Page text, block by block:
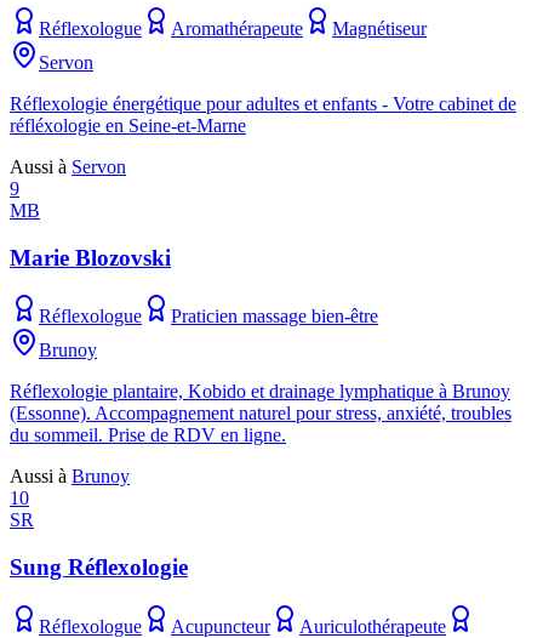
Réflexologue Aromathérapeute
Magnétiseur
Servon
Réflexologie énergétique pour adultes et enfants - Votre cabinet de
réfléxologie en Seine-et-Marne
Aussi à Servon
9
MB
Marie Blozovski
Réflexologue
Praticien massage bien-être
Brunoy
Réflexologie plantaire, Kobido et drainage lymphatique à Brunoy
(Essonne). Accompagnement naturel pour stress, anxiété, troubles
du sommeil. Prise de RDV en ligne.
Aussi à Brunoy
10
SR
Sung Réflexologie
Réflexologue Acupuncteur
Auriculothérapeute